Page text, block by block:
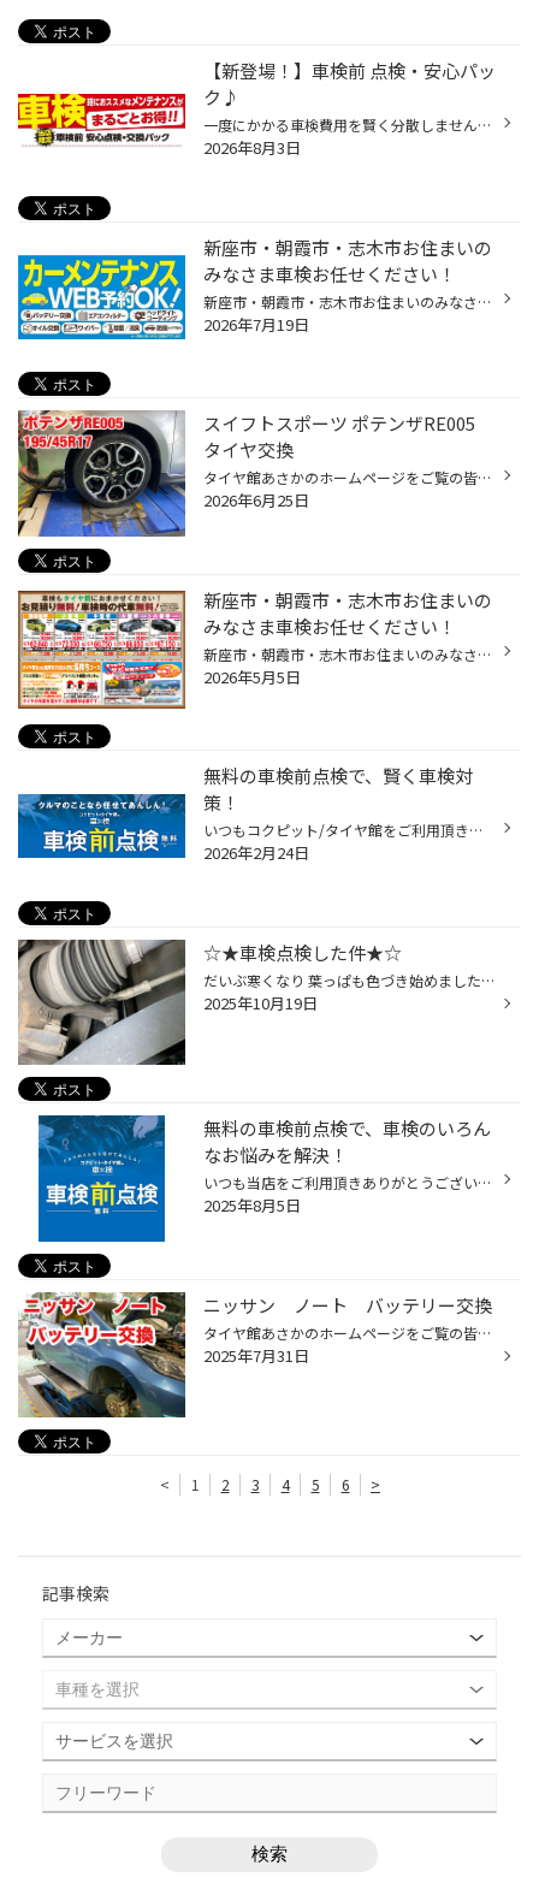
【新登場！】車検前 点検・安心パッ
ク♪
一度にかかる車検費用を賢く分散しませんか？ 当店の車検前 安心点検・交換パックなら、車検時に交換を推奨される部品を車検前のタイミングにお得なパックで交換しておくことで車検時の費用負担を軽減できます！ パックなら店頭単品合計価格から最大15,580円お得になります(^^♪
2026年8月3日
新座市 ・朝霞市・志木市お住まいの
みなさま車検お任せください！
新座市・朝霞市・志木市お住まいのみなさま こんにちは！！ みなさんは愛車の車検の時期をご存じですか？ 車検は自家用乗用車の場合は登録から初回が３年、２回目以降は２年毎と 決まっていますが、ついつい忘れがち・・・。 車検は有効期間満了日の2ヶ月前から受けられます。 早めの準備と予算建て...
2026年7月19日
スイフトスポーツ ポテンザRE005
タイヤ交換
タイヤ館あさかのホームページをご覧の皆様 こんにちは！ いつもご覧いただきありがとうございます！！ 本日は ★ＭＡＺＤＡ3 のタイヤ交換のご紹介です。 タイヤはレグノ GR-XⅢ お選びいただきました タイヤのサイズは215/45R18 です❗️ スタッフ一同、 お客様のご来店を心よりお待ちしております♫ ...
2026年6月25日
新座市 ・朝霞市・志木市お住まいの
みなさま車検お任せください！
新座市・朝霞市・志木市お住まいのみなさま こんにちは！！ みなさんは愛車の車検の時期をご存じですか？ 車検は自家用乗用車の場合は登録から初回が３年、２回目以降は２年毎と 決まっていますが、ついつい忘れがち・・・。 車検は有効期間満了日の１ヶ月前から受けられます。 早めの準備と予算建...
2026年5月5日
無料の車検前点検で、賢く車検対
策！
いつもコクピット/タイヤ館をご利用頂きありがとうございます。 今回は、コクピット/タイヤ館がオススメする「車検前点検」についてご紹介いたします。 【車検前点検は、出費を集中させない、かしこい車検対策です】 ・車検って何？よく分からなくて不安・・・。 ・できれば車検の出費を抑えたい・...
2026年2月24日
☆★車検点検した件★☆
だいぶ寒くなり 葉っぱも色づき始めましたね٩(^‿^)۶ なんか最近お腹が空いて困ってしまう ピットスタッフやはぎです（＾∇＾） 今回は＼(^ω^)／ 車検整備(O_O) 3〜2年に一回 どうしても来てしまう 車検の整備を少しずつご紹介します。 今回は第1回 下回り作業の 「ブーツ切れ」 このお車は タイロッ...
2025年10月19日
無料の車検前点検で、車検のいろん
なお悩みを解決！
いつも当店をご利用頂きありがとうございます。 今回は、「車検」をよりお得にお受けいただくために、 コクピット/タイヤ館がオススメする「車検前点検」についてご紹介いたします。 【車検前点検は、出費を集中させない、かしこい車検の受け方】 ・車検って何？車検って良く分からない！ ・はじめ...
2025年8月5日
ニッサン ノート バッテリー交換
タイヤ館あさかのホームページをご覧の皆様 こんにちは！ いつもご覧いただきありがとうございます！！ 本日は ★ニッサン ★ノート のバッテリー交換のご紹介です。 今回交換するバッテリーは3年以上使用しており、 バッテリーの診断結果も要交換でした。 これからの季節、エアコンを使う時期になり...
2025年7月31日
< 1 2 3 4 5 6 >
記事検索